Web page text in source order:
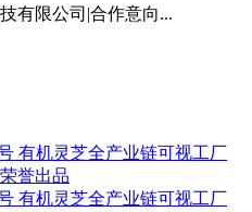
有限公司|合作意向...